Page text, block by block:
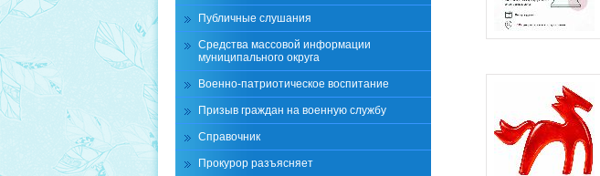
Публичные слушания
Средства массовой информации
муниципального округа
Военно-патриотическое воспитание
Призыв граждан на военную службу
Справочник
Прокурор разъясняет